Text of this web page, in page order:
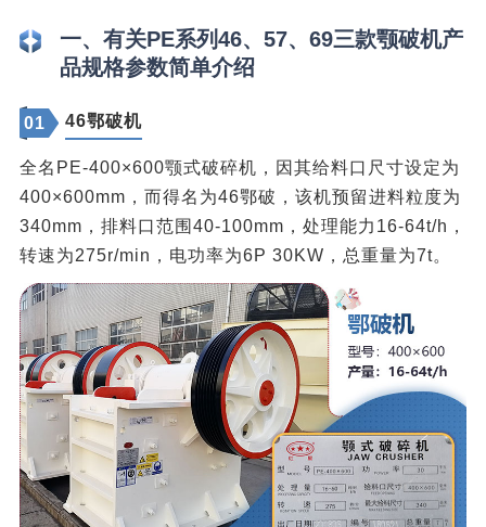
一、有关PE系列46、57、69三款颚破机产
品规格参数简单介绍
01 46鄂破机
全名PE-400×600颚式破碎机，因其给料口尺寸设定为
400×600mm，而得名为46鄂破，该机预留进料粒度为
340mm，排料口范围40-100mm，处理能力16-64t/h，
转速为275r/min，电功率为6P 30KW，总重量为7t。